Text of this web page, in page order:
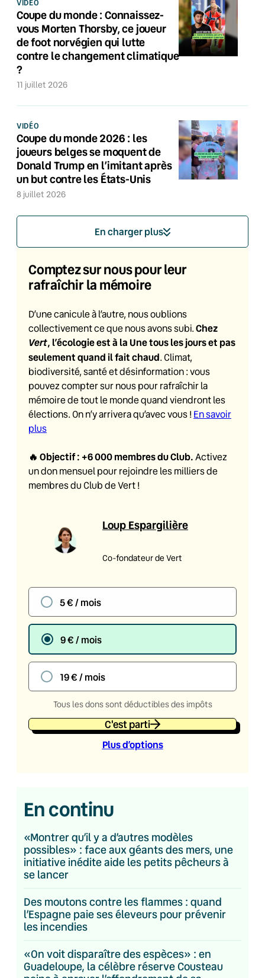
VIDÉO
Coupe du monde : Connaissez-
vous Morten Thorsby, ce joueur
de foot norvégien qui lutte
contre le changement climatique
?
11 juillet 2026
VIDÉO
Coupe du monde 2026 : les
joueurs belges se moquent de
Donald Trump en l’imitant après
un but contre les États-Unis
8 juillet 2026
En charger plus
Comptez sur nous pour leur
rafraîchir la mémoire
D’une canicule à l’autre, nous oublions
collectivement ce que nous avons subi.Chez
Vert, l’écologie est à la Une tous les jours et pas
seulement quand il fait chaud. Climat,
biodiversité, santé et désinformation : vous
pouvez compter sur nous pour rafraîchir la
mémoire de tout le monde quand viendront les
élections. On n’y arrivera qu’avec vous ! En savoir
plus
🔥 Objectif : +6 000 membres du Club. Activez
un don mensuel pour rejoindre les milliers de
membres du Club de Vert !
Loup Espargilière
Co-fondateur de Vert
5 € / mois
9 € / mois
19 € / mois
Tous les dons sont déductibles des impôts
C'est parti
Plus d’options
En continu
«Montrer qu’il y a d’autres modèles
possibles» : face aux géants des mers, une
initiative inédite aide les petits pêcheurs à
se lancer
Des moutons contre les flammes : quand
l’Espagne paie ses éleveurs pour prévenir
les incendies
«On voit disparaître des espèces» : en
Guadeloupe, la célèbre réserve Cousteau